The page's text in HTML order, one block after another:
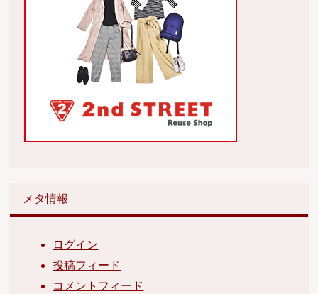
メタ情報
ログイン
投稿フィード
コメントフィード